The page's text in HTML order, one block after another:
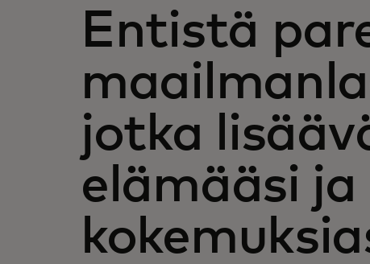
Entistä
jotka
elämääsi